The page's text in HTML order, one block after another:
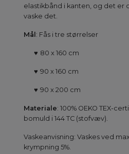
elastikbånd i kanten, og det er
vaske det.
Mål: Fås i tre størrelser
♥ 80 x 160 cm
♥ 90 x 160 cm
♥ 90 x 200 cm
Materiale: 100% OEKO TEX-
bomuld i 144 TC (stofvæv).
Vaskeanvisning: Vaskes ved
krympning 5%.